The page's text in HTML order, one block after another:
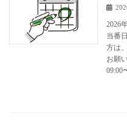
2026
当番
方は
お願